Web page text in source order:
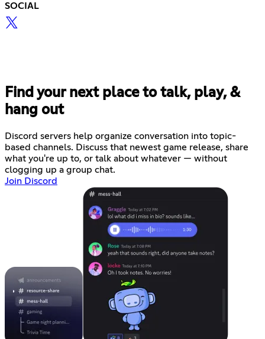
SOCIAL
Find your next place to talk, play, &
hang out
Discord servers help organize conversation into topic-
based channels. Discuss that newest game release, share
what you're up to, or talk about whatever — without
clogging up a group chat.
Join Discord